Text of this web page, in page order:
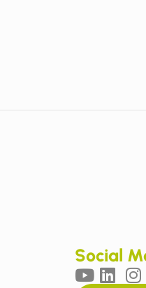
Social